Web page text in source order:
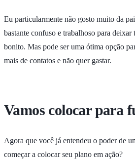
Eu particularmente não gosto muito da
bastante confuso e trabalhoso para deixar
bonito. Mas pode ser uma ótima opção
mais de contatos e não quer gastar.
Vamos colocar para
Agora que você já entendeu o poder de
começar a colocar seu plano em ação?